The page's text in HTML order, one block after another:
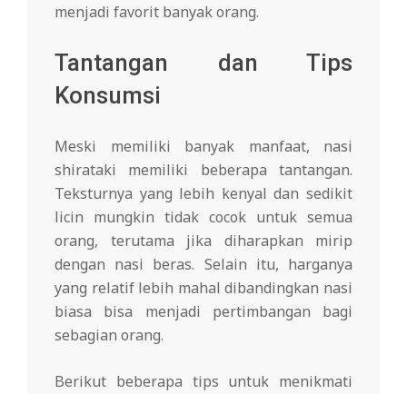
menjadi favorit banyak orang.
Tantangan dan Tips
Konsumsi
Meski memiliki banyak manfaat, nasi
shirataki memiliki beberapa tantangan.
Teksturnya yang lebih kenyal dan sedikit
licin mungkin tidak cocok untuk semua
orang, terutama jika diharapkan mirip
dengan nasi beras. Selain itu, harganya
yang relatif lebih mahal dibandingkan nasi
biasa bisa menjadi pertimbangan bagi
sebagian orang.
Berikut beberapa tips untuk menikmati